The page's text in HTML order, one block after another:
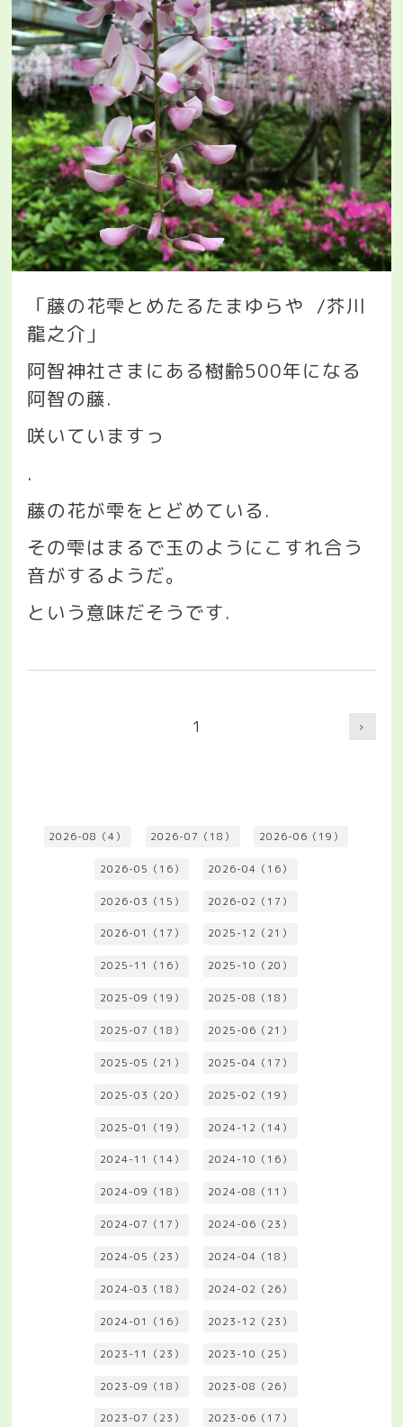
「藤の花雫とめたるたまゆらや /芥川
龍之介」
阿智神社さまにある樹齢500年になる
阿智の藤.
咲いていますっ
.
藤の花が雫をとどめている .
その雫はまるで玉のようにこすれ合う
音がするようだ。
という意味だそうです.
1
2026-08（4） 2026-07（18） 2026-06（19）
2026-05（16） 2026-04（16）
2026-03（15） 2026-02（17）
2026-01（17） 2025-12（21）
2025-11（16） 2025-10（20）
2025-09（19） 2025-08（18）
2025-07（18） 2025-06（21）
2025-05（21） 2025-04（17）
2025-03（20） 2025-02（19）
2025-01（19） 2024-12（14）
2024-11（14） 2024-10（16）
2024-09（18） 2024-08（11）
2024-07（17） 2024-06（23）
2024-05（23） 2024-04（18）
2024-03（18） 2024-02（26）
2024-01（16） 2023-12（23）
2023-11（23） 2023-10（25）
2023-09（18） 2023-08（26）
2023-07（23） 2023-06（17）